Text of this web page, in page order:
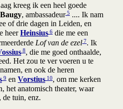
kreeg ik een heel goede
, ambassadeur5 .... Ik nam
of drie dagen in Leiden, en
heerHeinsius 6 die me een
Lof van de ezel 7. Ik
8, die me goed onthaalde,
Het zou te ver voeren u te
en ook de heren
9 en Vorstius 10, om me kerken
het anatomisch theater, waar
de tuin, enz.